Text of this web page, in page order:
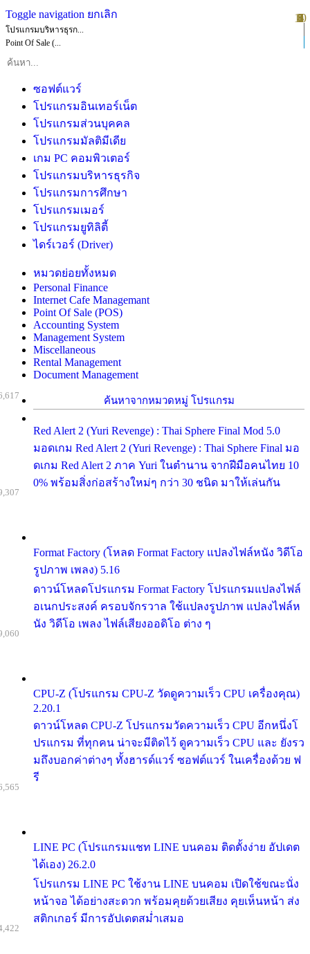
Toggle navigation ยกเลิก
โปรแกรมบริหารธุรก...
Point Of Sale (...
ซอฟต์แวร์
โปรแกรมอินเทอร์เน็ต
โปรแกรมส่วนบุคคล
โปรแกรมมัลติมีเดีย
เกม PC คอมพิวเตอร์
โปรแกรมบริหารธุรกิจ
โปรแกรมการศึกษา
โปรแกรมเมอร์
โปรแกรมยูทิลิตี้
ไดร์เวอร์ (Driver)
หมวดย่อยทั้งหมด
Personal Finance
Internet Cafe Managemant
Point Of Sale (POS)
Accounting System
Management System
Miscellaneous
Rental Management
Document Management
ค้นหาจากหมวดหมู่ โปรแกรม
Red Alert 2 (Yuri Revenge) : Thai Sphere Final Mod 5.0
มอดเกม Red Alert 2 (Yuri Revenge) : Thai Sphere Final มอ
ดเกม Red Alert 2 ภาค Yuri ในตำนาน จากฝีมือคนไทย 10
0% พร้อมสิ่งก่อสร้างใหม่ๆ กว่า 30 ชนิด มาให้เล่นกัน
Format Factory (โหลด Format Factory แปลงไฟล์หนัง วิดีโอ
รูปภาพ เพลง) 5.16
ดาวน์โหลดโปรแกรม Format Factory โปรแกรมแปลงไฟล์
อเนกประสงค์ ครอบจักรวาล ใช้แปลงรูปภาพ แปลงไฟล์ห
นัง วิดีโอ เพลง ไฟล์เสียงออดิโอ ต่าง ๆ
CPU-Z (โปรแกรม CPU-Z วัดดูความเร็ว CPU เครื่องคุณ)
2.20.1
ดาวน์โหลด CPU-Z โปรแกรมวัดความเร็ว CPU อีกหนึ่งโ
ปรแกรม ที่ทุกคน น่าจะมีติดไว้ ดูความเร็ว CPU และ ยังรว
มถึงบอกค่าต่างๆ ทั้งฮารด์แวร์ ซอฟต์แวร์ ในเครื่องด้วย ฟ
รี
LINE PC (โปรแกรมแชท LINE บนคอม ติดตั้งง่าย อัปเดต
ได้เอง) 26.2.0
โปรแกรม LINE PC ใช้งาน LINE บนคอม เปิดใช้ขณะนั่ง
หน้าจอ ได้อย่างสะดวก พร้อมคุยด้วยเสียง คุยเห็นหน้า ส่ง
สติกเกอร์ มีการอัปเดตสม่ำเสมอ
1
2
3
4
5
6
7
8
9
10